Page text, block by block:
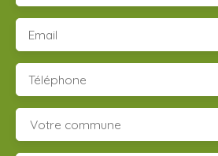
Email
Téléphone
Votre commune